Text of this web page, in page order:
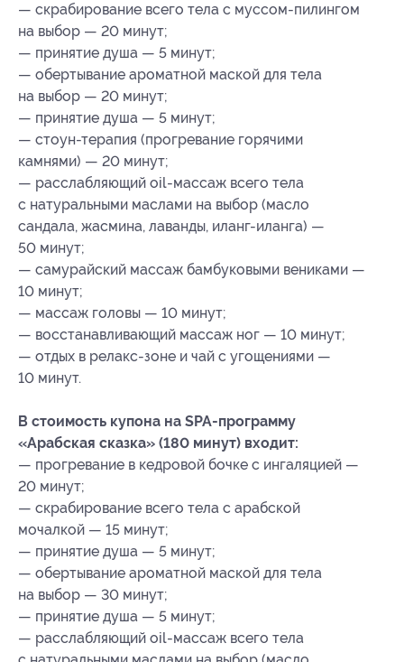
— скрабирование всего тела с муссом-пилингом
на выбор — 20 минут;
— принятие душа — 5 минут;
— обертывание ароматной маской для тела
на выбор — 20 минут;
— принятие душа — 5 минут;
— стоун-терапия (прогревание горячими
камнями) — 20 минут;
— расслабляющий оil-массаж всего тела
с натуральными маслами на выбор (масло
сандала, жасмина, лаванды, иланг-иланга) —
50 минут;
— самурайский массаж бамбуковыми вениками —
10 минут;
— массаж головы — 10 минут;
— восстанавливающий массаж ног — 10 минут;
— отдых в релакс-зоне и чай с угощениями —
10 минут.
В стоимость купона на SPA-программу
«Арабская сказка» (180 минут) входит:
— прогревание в кедровой бочке с ингаляцией —
20 минут;
— скрабирование всего тела с арабской
мочалкой — 15 минут;
— принятие душа — 5 минут;
— обертывание ароматной маской для тела
на выбор — 30 минут;
— принятие душа — 5 минут;
— расслабляющий оil-массаж всего тела